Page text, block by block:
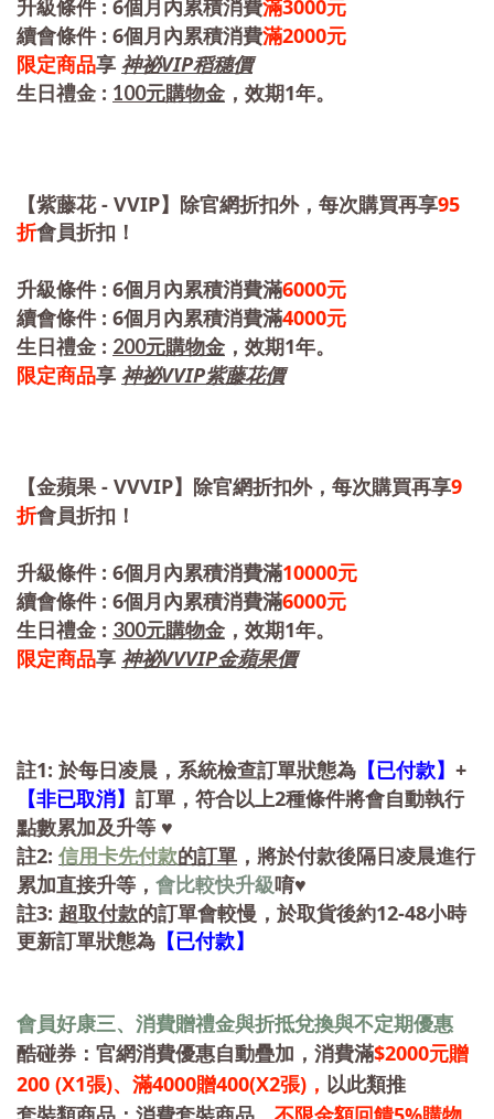
升級條件: 6個月內累積消費滿3000元
續會條件: 6個月內累積消費滿2000元
限定商品享 神祕VIP稻穗價
生日禮金 : 100元購物金 ，效期1年。
【紫藤花- VVIP】除官網折扣外，每次購買再享95
折會員折扣！
升級條件: 6個月內累積消費滿6000元
續會條件: 6個月內累積消費滿4000元
生日禮金 : 200元購物金 ，效期1年。
限定商品享 神祕VVIP紫藤花價
【金蘋果- VVVIP】除官網折扣外，每次購買再享9
折會員折扣！
升級條件: 6個月內累積消費滿10000元
續會條件: 6個月內累積消費滿6000元
生日禮金 : 300元購物金 ，效期1年。
限定商品享 神祕VVVIP金蘋果價
註1: 於每日凌晨，系統檢查訂單狀態為 【已付款】 +
【非已取消】 訂單，符合以上2種條件將會自動執行
點數累加及升等 ♥
註2: 信用卡先付款的訂單 ，將於付款後隔日凌晨進行
累加直接升等， 會比較快升級唷♥
註3: 超取付款的訂單會較慢，於取貨後約12-48小時
更新訂單狀態為 【已付款】
會員好康三、消費贈禮金與折抵兌換與不定期優惠
酷碰券 ：官網消費優惠自動疊加，消費滿$2000元贈
200 (X1張)、滿4000贈400(X2張) ， 以此類推